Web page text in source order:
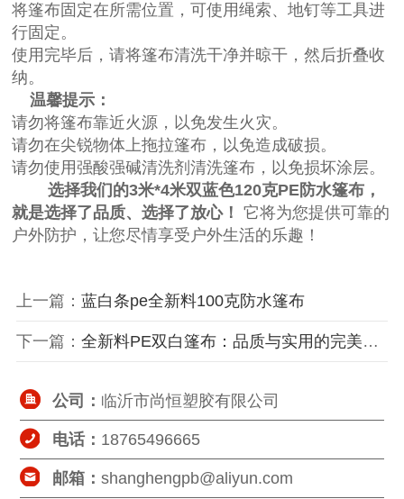
将篷布固定在所需位置，可使用绳索、地钉等工具进
行固定。
使用完毕后，请将篷布清洗干净并晾干，然后折叠收
纳。
温馨提示：
请勿将篷布靠近火源，以免发生火灾。
请勿在尖锐物体上拖拉篷布，以免造成破损。
请勿使用强酸强碱清洗剂清洗篷布，以免损坏涂层。
选择我们的3米*4米双蓝色120克PE防水篷布 ，
就是选择了品质、选择了放心！ 它将为您提供可靠的
户外防护，让您尽情享受户外生活的乐趣！
上一篇： ​蓝白条pe全新料100克防水篷布
下一篇： 全新料PE双白篷布：品质与实用的完美结合
公司： 临沂市尚恒塑胶有限公司
电话： 18765496665
邮箱：shanghengpb@aliyun.com